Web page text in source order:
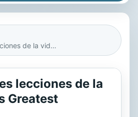
Las grandes lecciones de la vida (Life's Greatest Lessons)
lecciones de la
Greatest